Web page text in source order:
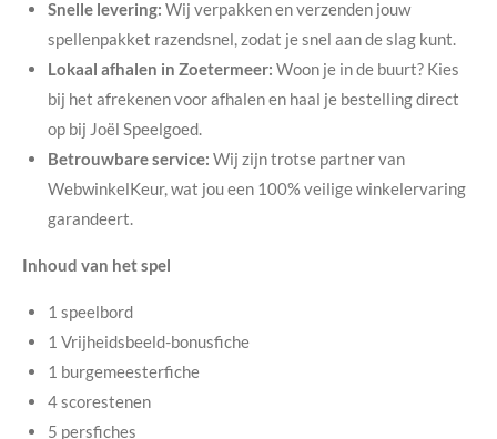
Snelle levering: Wij verpakken en verzenden jouw
spellenpakket razendsnel, zodat je snel aan de slag kunt.
Lokaal afhalen in Zoetermeer: Woon je in de buurt? Kies
bij het afrekenen voor afhalen en haal je bestelling direct
op bij Joël Speelgoed.
Betrouwbare service: Wij zijn trotse partner van
WebwinkelKeur, wat jou een 100% veilige winkelervaring
garandeert.
Inhoud van het spel
1 speelbord
1 Vrijheidsbeeld-bonusfiche
1 burgemeesterfiche
4 scorestenen
5 persfiches